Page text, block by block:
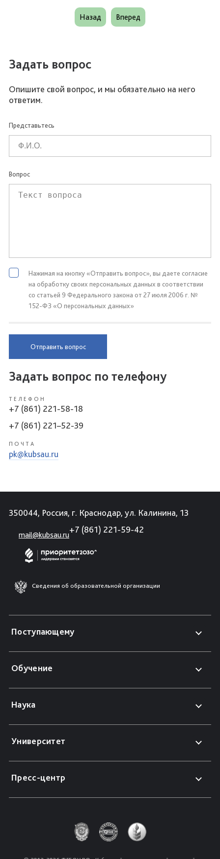
Назад Вперед
Задать вопрос
Опишите свой вопрос, и мы обязательно на него
ответим.
Представьтесь
Вопрос
Нажимая на кнопку «Отправить вопрос», вы даете согласие
на обработку своих персональных данных в соответствии
со статьей 9 Федерального закона от 27 июля 2006 г. №
152-ФЗ «О персональных данных»
Отправить вопрос
Задать вопрос по телефону
ТЕЛЕФОН
+7 (861) 221-58-18
+7 (861) 221–52-39
ПОЧТА
pk@kubsau.ru
350044, Россия, г. Краснодар, ул. Калинина, 13
mail@kubsau.ru
+7 (861) 221-59-42
Сведения об образовательной организации
Поступающему
Обучение
Наука
Университет
Пресс-центр